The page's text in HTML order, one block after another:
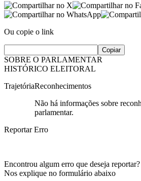
Ou copie o link
Copiar
SOBRE O PARLAMENTAR
HISTÓRICO ELEITORAL
TrajetóriaReconhecimentos
Não há informações sobre
parlamentar.
Reportar Erro
Encontrou algum erro que deseja reportar?
Nos explique no formulário abaixo